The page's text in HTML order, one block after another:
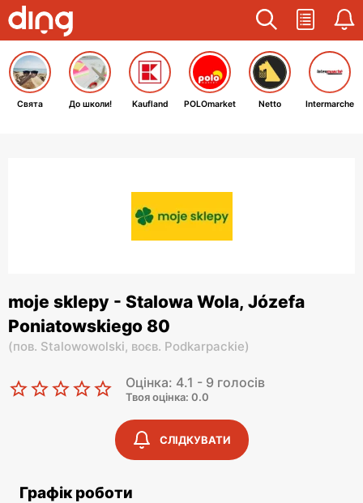
Свята До школи! Kaufland POLOmarket Netto Intermarche
moje sklepy - Stalowa Wola, Józefa
Poniatowskiego 80
(пов. Stalowowolski, воєв. Podkarpackie)
Оцінка: 4.1 - 9 голосів
Твоя оцінка: 0.0
СЛІДКУВАТИ
Графік роботи